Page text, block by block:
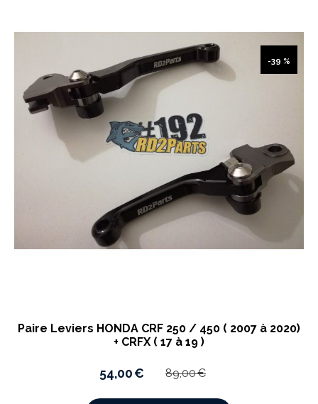
-39 %
Paire Leviers HONDA CRF 250 / 450 ( 2007 à 2020)
+ CRFX ( 17 à 19 )
54,00€ 89,00€